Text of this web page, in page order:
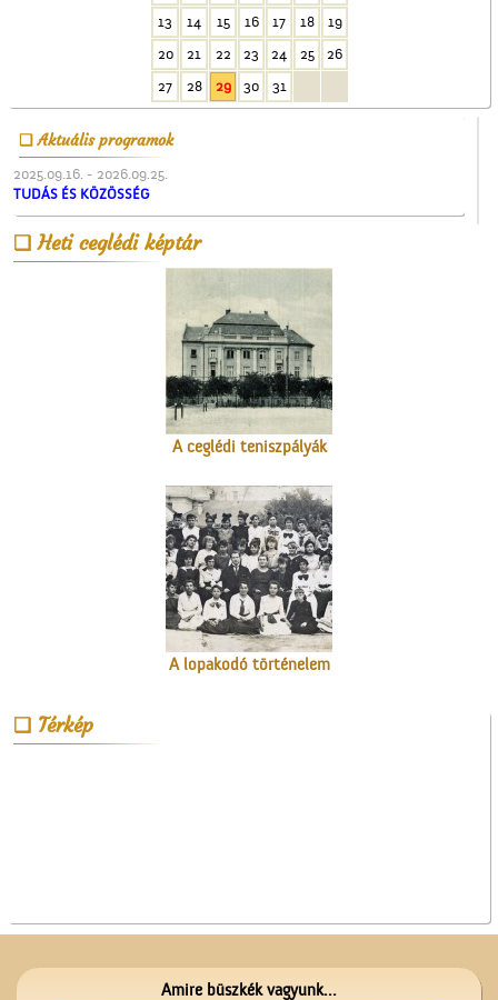
13 14 15 16 17 18
19
20
21 22 23 24 25
26
27
28 29 30 31
Aktuális programok
2025.09.16. - 2026.09.25.
TUDÁS ÉS KÖZÖSSÉG
Heti ceglédi képtár
Üzenet a harctérre
A Ceglédi Népkör
A ceglédi teniszpályák
A lopakodó történelem
Térkép
Amire büszkék vagyunk...